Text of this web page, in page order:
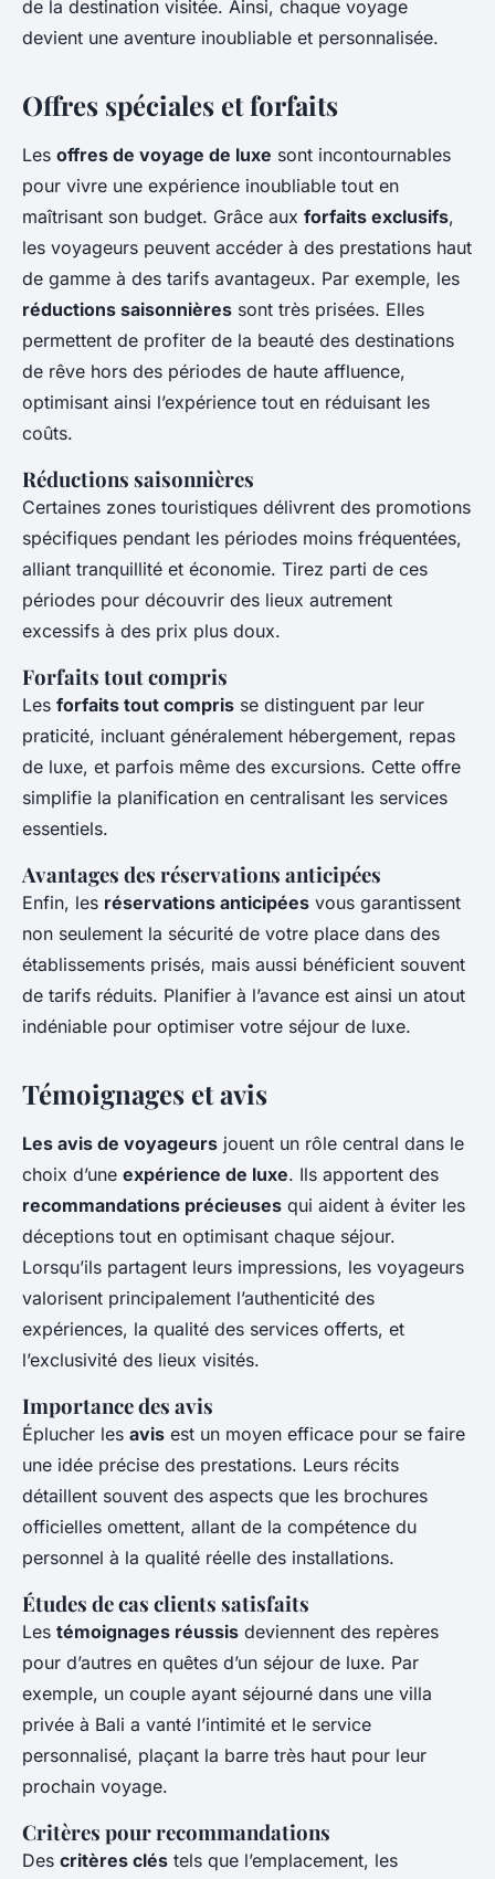
de la destination visitée. Ainsi, chaque voyage
devient une aventure inoubliable et personnalisée.
Offres spéciales et forfaits
Les offres de voyage de luxe sont incontournables
pour vivre une expérience inoubliable tout en
maîtrisant son budget. Grâce aux forfaits exclusifs,
les voyageurs peuvent accéder à des prestations haut
de gamme à des tarifs avantageux. Par exemple, les
réductions saisonnières sont très prisées. Elles
permettent de profiter de la beauté des destinations
de rêve hors des périodes de haute affluence,
optimisant ainsi l’expérience tout en réduisant les
coûts.
Réductions saisonnières
Certaines zones touristiques délivrent des promotions
spécifiques pendant les périodes moins fréquentées,
alliant tranquillité et économie. Tirez parti de ces
périodes pour découvrir des lieux autrement
excessifs à des prix plus doux.
Forfaits tout compris
Les forfaits tout compris se distinguent par leur
praticité, incluant généralement hébergement, repas
de luxe, et parfois même des excursions. Cette offre
simplifie la planification en centralisant les services
essentiels.
Avantages des réservations anticipées
Enfin, les réservations anticipées vous garantissent
non seulement la sécurité de votre place dans des
établissements prisés, mais aussi bénéficient souvent
de tarifs réduits. Planifier à l’avance est ainsi un atout
indéniable pour optimiser votre séjour de luxe.
Témoignages et avis
Les avis de voyageurs jouent un rôle central dans le
choix d’une expérience de luxe. Ils apportent des
recommandations précieuses qui aident à éviter les
déceptions tout en optimisant chaque séjour.
Lorsqu’ils partagent leurs impressions, les voyageurs
valorisent principalement l’authenticité des
expériences, la qualité des services offerts, et
l’exclusivité des lieux visités.
Importance des avis
Éplucher les avis est un moyen efficace pour se faire
une idée précise des prestations. Leurs récits
détaillent souvent des aspects que les brochures
officielles omettent, allant de la compétence du
personnel à la qualité réelle des installations.
Études de cas clients satisfaits
Les témoignages réussis deviennent des repères
pour d’autres en quêtes d’un séjour de luxe. Par
exemple, un couple ayant séjourné dans une villa
privée à Bali a vanté l’intimité et le service
personnalisé, plaçant la barre très haut pour leur
prochain voyage.
Critères pour recommandations
Des critères clés tels que l’emplacement, les